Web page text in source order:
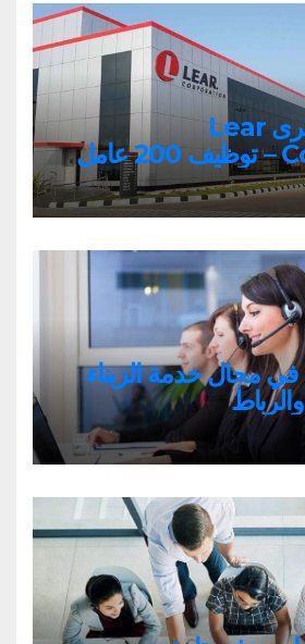
فرص عمل كبرى Lear
Corporation – توظيف 200 عامل
مجال خدمة الزبناء